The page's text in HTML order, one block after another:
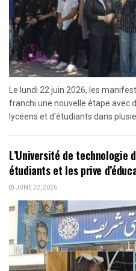
Le lundi 22 juin 2026, les
franchi une nouvelle étape avec
lycéens et d'étudiants dans
L’Université de technologie
étudiants et les prive
JUNE 22, 2026